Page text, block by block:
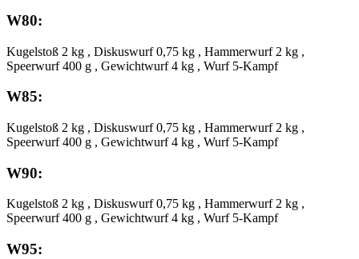
W80:
Kugelstoß 2 kg , Diskuswurf 0,75 kg , Hammerwurf 2 kg ,
Speerwurf 400 g , Gewichtwurf 4 kg , Wurf 5-Kampf
W85:
Kugelstoß 2 kg , Diskuswurf 0,75 kg , Hammerwurf 2 kg ,
Speerwurf 400 g , Gewichtwurf 4 kg , Wurf 5-Kampf
W90:
Kugelstoß 2 kg , Diskuswurf 0,75 kg , Hammerwurf 2 kg ,
Speerwurf 400 g , Gewichtwurf 4 kg , Wurf 5-Kampf
W95: